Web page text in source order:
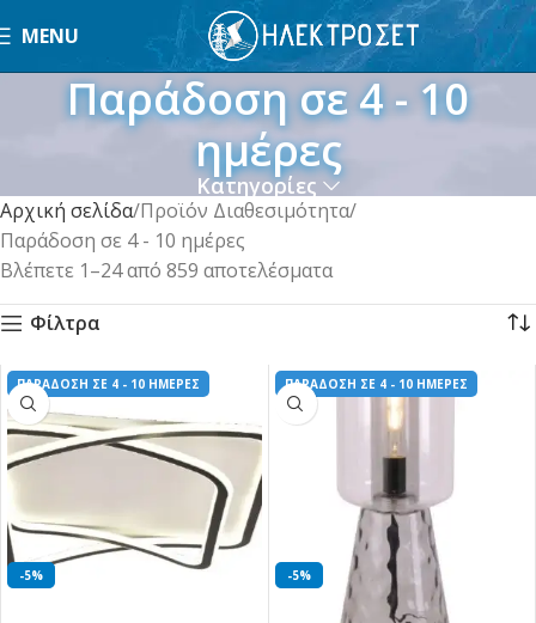
MENU
Παράδοση σε 4 - 10
ημέρες
Κατηγορίες
Αρχική σελίδα Προϊόν Διαθεσιμότητα
Παράδοση σε 4 - 10 ημέρες
Βλέπετε 1–24 από 859 αποτελέσματα
Φίλτρα
-5%
ΠΑΡΑΔΟΣΗ ΣΕ 4 - 10 ΗΜΕΡΕΣ
-5%
ΠΑΡΑΔΟΣΗ ΣΕ 4 - 10 ΗΜΕΡΕΣ